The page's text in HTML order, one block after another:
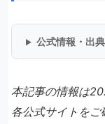
公式情報・出典
本記事の情報は
各公式サイトを